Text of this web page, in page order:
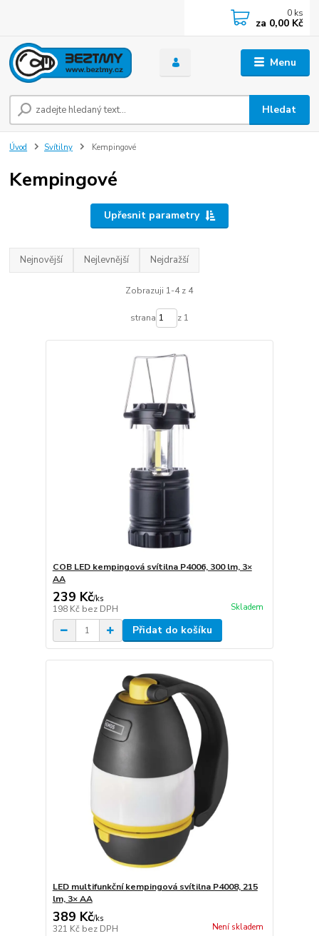
Menu
Hledat
0 ks
za 0,00 Kč
Úvod Svítilny Kempingové
Kempingové
Upřesnit parametry
Nejnovější Nejlevnější Nejdražší
Zobrazuji 1-4 z 4
strana z 1
COB LED kempingová svítilna P4006, 300 lm, 3×
AA
239 Kč/ks
198 Kč bez DPH Skladem
Přidat do košíku
LED multifunkční kempingová svítilna P4008, 215
lm, 3× AA
389 Kč/ks
321 Kč bez DPH Není skladem